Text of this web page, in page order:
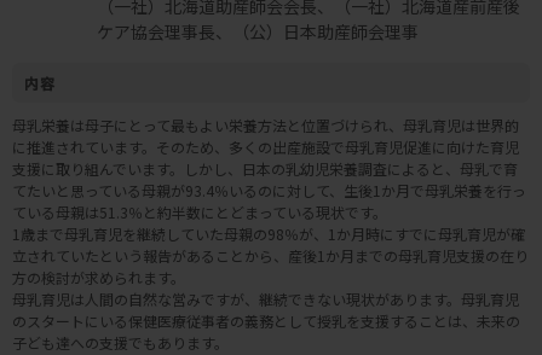
（一社）北海道助産師会会長、（一社）北海道産前産後
ケア協会理事長、（公）日本助産師会理事
内容
母乳栄養は母子にとって最もよい栄養方法と位置づけられ、母乳育児は世界的
に推進されています。そのため、多くの出産施設で母乳育児促進に向けた育児
支援に取り組んでいます。しかし、日本の乳幼児栄養調査によると、母乳で育
てたいと思っている母親が93.4％いるのに対して、生後1か月で母乳栄養を行っ
ている母親は51.3％と約半数にとどまっている現状です。
1歳まで母乳育児を継続していた母親の98％が、1か月時にすでに母乳育児が確
立されていたという報告があることから、産後1か月までの母乳育児支援の在り
方の検討が求められます。
母乳育児は人間の自然な営みですが、継続できない現状があります。母乳育児
のスタートにいる保健医療従事者の義務として授乳を支援することは、未来の
子ども達への支援でもあります。